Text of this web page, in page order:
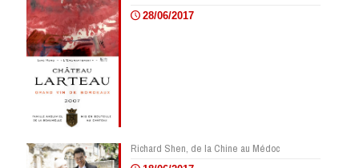
28/06/2017
Richard Shen, de la Chine au Médoc